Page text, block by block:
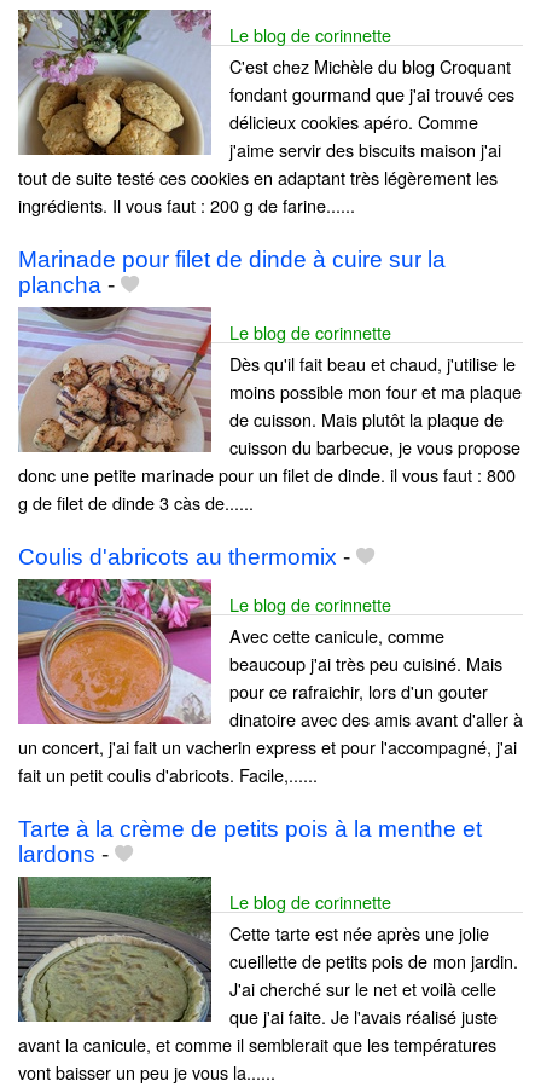
Le blog de corinnette
C'est chez Michèle du blog Croquant
fondant gourmand que j'ai trouvé ces
délicieux cookies apéro. Comme
j'aime servir des biscuits maison j'ai
tout de suite testé ces cookies en adaptant très légèrement les
ingrédients. Il vous faut : 200 g de farine......
Marinade pour filet de dinde à cuire sur la
plancha -
Le blog de corinnette
Dès qu'il fait beau et chaud, j'utilise le
moins possible mon four et ma plaque
de cuisson. Mais plutôt la plaque de
cuisson du barbecue, je vous propose
donc une petite marinade pour un filet de dinde. il vous faut : 800
g de filet de dinde 3 càs de......
Coulis d'abricots au thermomix -
Le blog de corinnette
Avec cette canicule, comme
beaucoup j'ai très peu cuisiné. Mais
pour ce rafraichir, lors d'un gouter
dinatoire avec des amis avant d'aller à
un concert, j'ai fait un vacherin express et pour l'accompagné, j'ai
fait un petit coulis d'abricots. Facile,......
Tarte à la crème de petits pois à la menthe et
lardons -
Le blog de corinnette
Cette tarte est née après une jolie
cueillette de petits pois de mon jardin.
J'ai cherché sur le net et voilà celle
que j'ai faite. Je l'avais réalisé juste
avant la canicule, et comme il semblerait que les températures
vont baisser un peu je vous la......